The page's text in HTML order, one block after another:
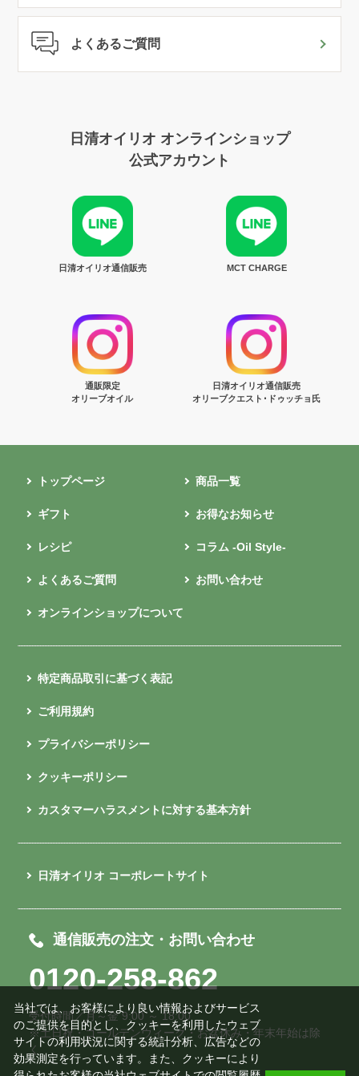
よくあるご質問
日清オイリオ オンラインショップ
公式アカウント
日清オイリオ通信販売 MCT CHARGE
通販限定
オリーブオイル
日清オイリオ通信販売
オリーブクエスト･ドゥッチョ氏
トップページ 商品一覧
ギフト お得なお知らせ
レシピ コラム -Oil Style-
よくあるご質問 お問い合わせ
オンラインショップについて
特定商品取引に基づく表記
ご利用規約
プライバシーポリシー
クッキーポリシー
カスタマーハラスメントに対する基本方針
日清オイリオ コーポレートサイト
通信販売の注文・お問い合わせ
0120-258-862
受付時間／月～金 9:00 ～ 18:00
※土日祝・ゴールデンウィーク・お盆休み・年末年始は除
く
当社では、お客様により良い情報およびサービス
のご提供を目的とし、クッキーを利用したウェブ
サイトの利用状況に関する統計分析、広告などの
効果測定を行っています。また、クッキーにより